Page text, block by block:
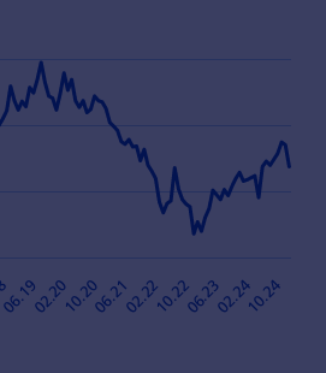
06.21 06.23
02.2010.20 02.2210.22 02.2410.24